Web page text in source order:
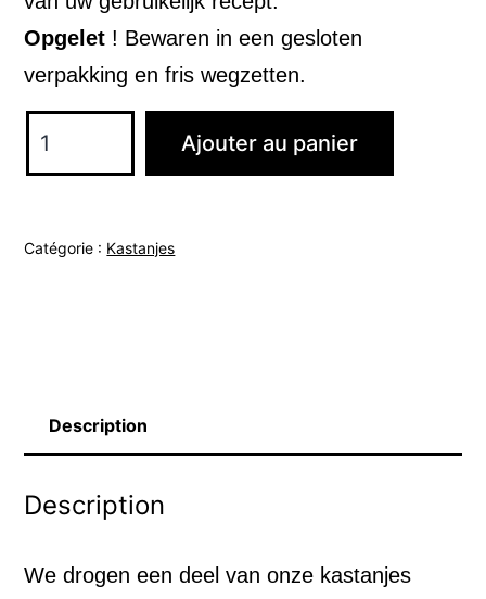
Opgelet ! Bewaren in een gesloten
verpakking en fris wegzetten.
de
150g
Ajouter au panier
Catégorie : Kastanjes
Description
Description
We drogen een deel van onze kastanjes